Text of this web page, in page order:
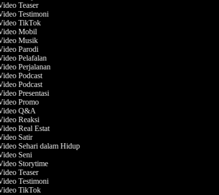
Teaser
Testimoni
TikTok
Mobil
Musik
Parodi
Pelafalan
Perjalanan
Podcast
Podcast
Presentasi
Promo
Q&A
Reaksi
Real Estat
Satir
Sehari dalam Hidup
Seni
Storytime
Teaser
Testimoni
TikTok